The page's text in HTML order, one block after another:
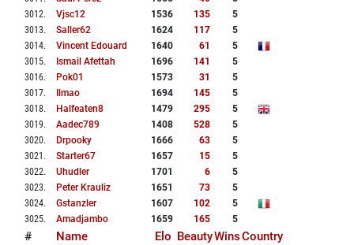
3012. Vjsc12 1536 135
5
3013. Saller62 1624 117
5
3014. Vincent Edouard 1640 61
5
3015. Ismail Afettah 1696 141
5
3016. Pok01 1573 31
5
3017. Ilmao 1694 145
5
3018. Halfeaten8 1479 295
5
3019. Aadec789 1408 528
5
3020. Drpooky 1666 63
5
3021 . Starter67 1657 15
5
3022. Uhudler 1701 6
5
3023. Peter Krauliz 1651 73
5
3024. Gstanzler 1607 102
5
3025. Amadjambo 1659 165 5
# Name Elo BeautyWinsCountry